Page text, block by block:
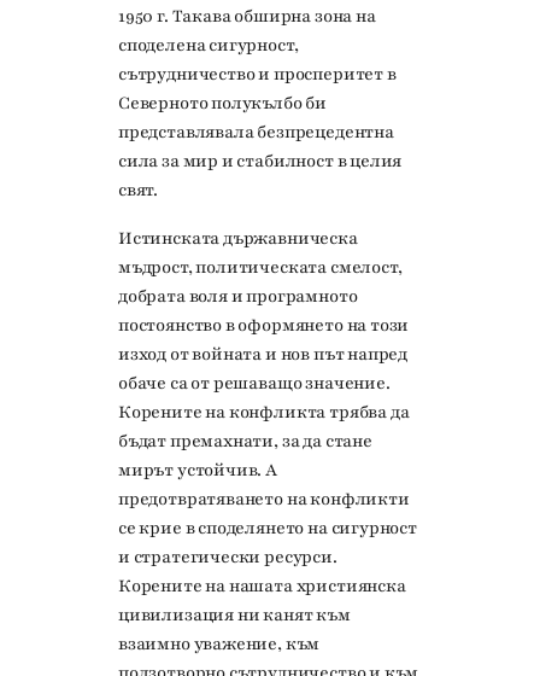
1950 г. Такава обширна зона на
споделена сигурност,
сътрудничество и просперитет в
Северното полукълбо би
представлявала безпрецедентна
сила за мир и стабилност в целия
свят.
Истинската държавническа
мъдрост, политическата смелост,
добрата воля и програмното
постоянство в оформянето на този
изход от войната и нов път напред
обаче са от решаващо значение.
Корените на конфликта трябва да
бъдат премахнати, за да стане
мирът устойчив. А
предотвратяването на конфликти
се крие в споделянето на сигурност
и стратегически ресурси.
Корените на нашата християнска
цивилизация ни канят към
взаимно уважение, към